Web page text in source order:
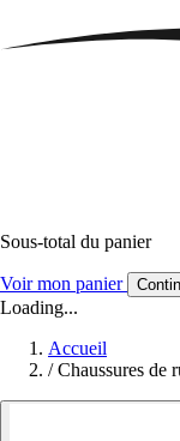
Sous-total du panier
Voir mon panier
Loading...
Accueil
/ Chaussures de